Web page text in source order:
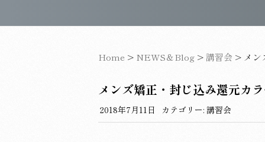
Home > NEWS＆Blog >講習会 > メ
メンズ矯正・封じ込み還元カ
2018年7月11日 カテゴリー: 講習会